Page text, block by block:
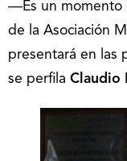
―Es un
de la Asociación
presentará en las
se perfila Claudio